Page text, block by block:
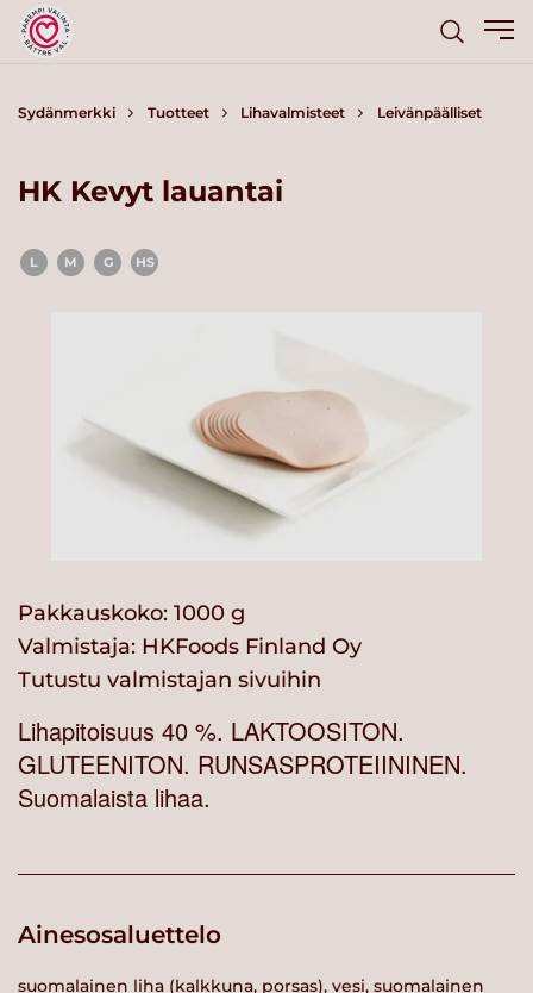
Sydänmerkki Tuotteet Lihavalmisteet Leivänpäälliset
HK Kevyt lauantai
L M G HS
Pakkauskoko: 1000 g
Valmistaja: HKFoods Finland Oy
Tutustu valmistajan sivuihin
Lihapitoisuus 40 %. LAKTOOSITON.
GLUTEENITON. RUNSASPROTEIININEN.
Suomalaista lihaa.
Ainesosaluettelo
suomalainen liha (kalkkuna, porsas), vesi, suomalainen